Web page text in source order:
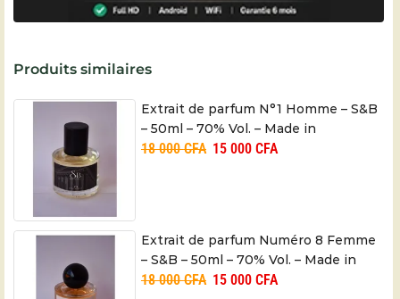
Produits similaires
Extrait de parfum N°1 Homme – S&B
– 50ml – 70% Vol. – Made in
Cameroon
18 000CFA 15 000 CFA
Extrait de parfum Numéro 8 Femme
– S&B – 50ml – 70% Vol. – Made in
Cameroon
18 000CFA 15 000 CFA